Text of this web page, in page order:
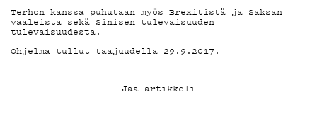
Terhon kanssa puhutaan myös Brexitistä ja Saksan
vaaleista sekä Sinisen tulevaisuuden
tulevaisuudesta.
Ohjelma tullut taajuudella 29.9.2017.
Jaa artikkeli